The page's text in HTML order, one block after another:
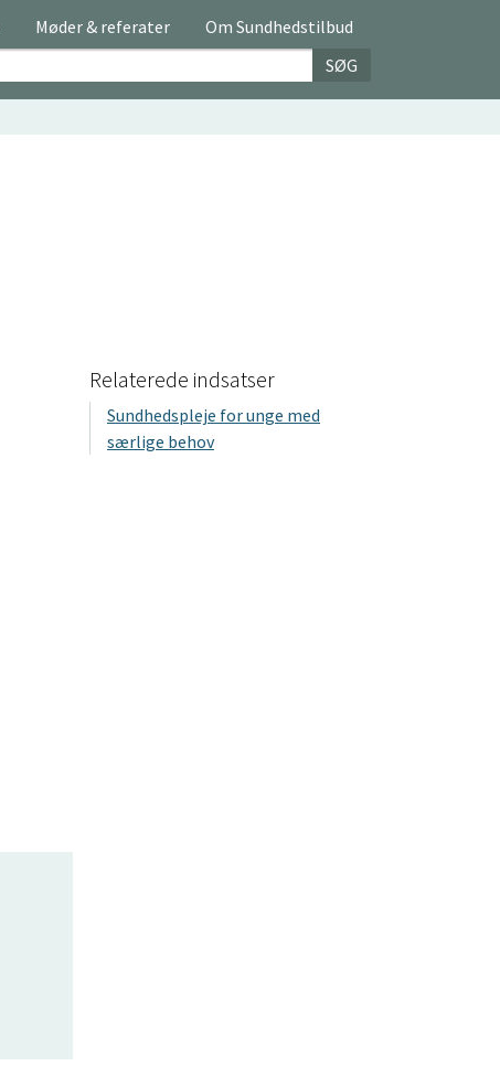
Møder & referater
Om Sundhedstilbud
SØG
Relaterede indsatser
Sundhedspleje for unge med
særlige behov